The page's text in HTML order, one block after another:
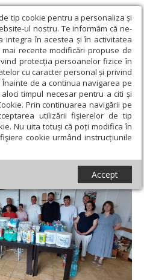
tip cookie pentru a personaliza și
ul nostru. Te informăm că ne-
integra în acestea și în activitatea
recente modificări propuse de
protecția persoanelor fizice în
cu caracter personal și privind
de a continua navigarea pe
timpul necesar pentru a citi și
Prin continuarea navigării pe
utilizării fişierelor de tip
Nu uita totuși că poți modifica în
cookie urmând instrucțiunile
Accept
oferit unui așezământ social
social din